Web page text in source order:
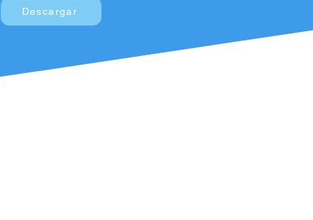
Descargar